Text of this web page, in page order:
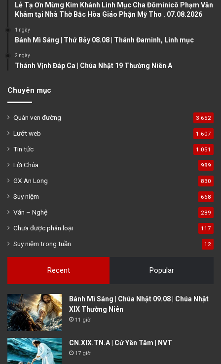
g
Lễ Tạ Ơn Mừng Kim Khánh Linh Mục Cha Đôminicô Phạm Văn
Khâm tại Nhà Thờ Bắc Hòa Giáo Phận Mỹ Tho . 07.08.2026
1 ngày
Bánh Mì Sáng | Thứ Bảy 08.08 | Thánh Đaminh, Linh mục
2 ngày
Thánh Vịnh Đáp Ca | Chúa Nhật 19 Thường Niên A
Chuyên mục
Quán ven đường 3.652
Lướt web 1.607
Tin tức 1.051
Lời Chúa 989
GX An Long 830
Suy niệm 668
Văn – Nghệ 289
Chưa được phân loại 117
Suy niệm trong tuần 12
Recent Popular
Bánh Mì Sáng | Chúa Nhật 09.08 | Chúa Nhật
XIX Thường Niên
11 giờ
CN.XIX.TN.A | Cứ Yên Tâm | NVT
17 giờ